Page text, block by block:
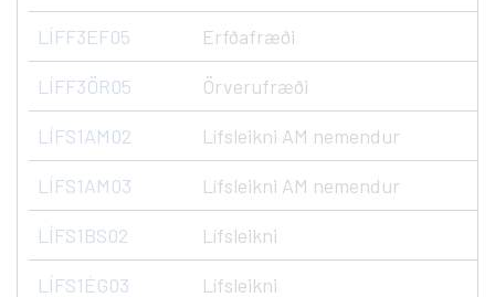
LÍFF3EF05 Erfðafræði
LÍFF3ÖR05 Örverufræði
LÍFS1AM02 Lífsleikni AM nemendur
LÍFS1AM03 Lífsleikni AM nemendur
LÍFS1BS02 Lífsleikni
LÍFS1ÉG03 Lífsleikni